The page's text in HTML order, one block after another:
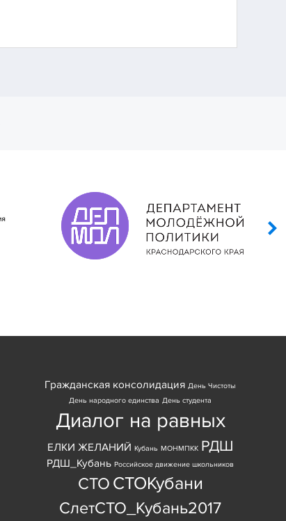
Гражданская консолидация День Чистоты
День народного единства День студента
Диалог на равных
ЕЛКИ ЖЕЛАНИЙ Кубань МОНМПКК РДШ
РДШ_Кубань Российское движение школьников
СТО СТОКубани
СлетСТО_Кубань2017